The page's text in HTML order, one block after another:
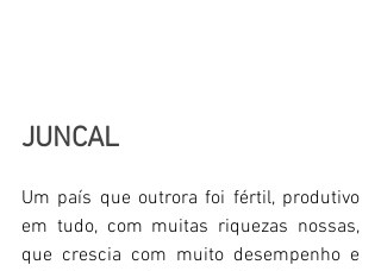
JUNCAL
Um país que outrora foi fértil, produtivo
em tudo, com muitas riquezas nossas,
que crescia com muito desempenho e